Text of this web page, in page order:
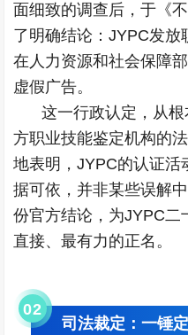
面细致的调查后，于《
了明确结论：JYPC发
在人力资源和社会保障
虚假广告。
这一行政认定，从
方职业技能鉴定机构的
地表明，JYPC的认证活
据可依，并非某些误解
份官方结论，为JYPC二
直接、最有力的正名。
02
司法裁定：一锤